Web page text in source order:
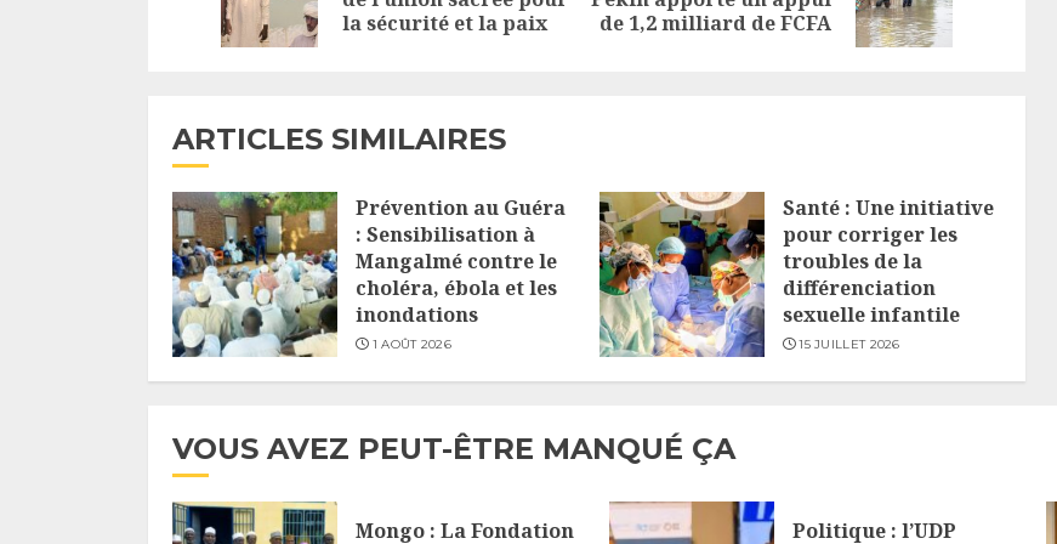
post:
la sécurité et la paix
post:
de 1,2 milliard de FCFA
ARTICLES SIMILAIRES
Prévention au Guéra
: Sensibilisation à
Mangalmé contre le
choléra, ébola et les
inondations
1 AOÛT 2026
Santé : Une initiative
pour corriger les
troubles de la
différenciation
sexuelle infantile
15 JUILLET 2026
VOUS AVEZ PEUT-ÊTRE MANQUÉ ÇA
Mongo : La Fondation
Politique : l’UDP